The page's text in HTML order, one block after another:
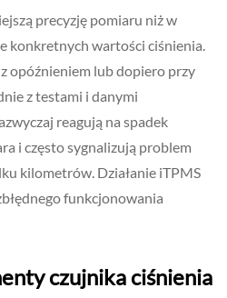
precyzję pomiaru niż w
konkretnych wartości ciśnienia.
opóźnieniem lub dopiero przy
z testami i danymi
reagują na spadek
i często sygnalizują problem
kilometrów. Działanie iTPMS
funkcjonowania
czujnika ciśnienia